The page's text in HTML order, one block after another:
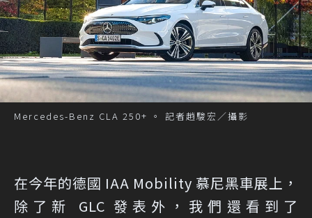
Mercedes-Benz CLA 250+ 。 記者趙駿宏／攝影
在今年的德國 IAA Mobility 慕尼黑車展上，
除了新 GLC 發表外，我們還看到了